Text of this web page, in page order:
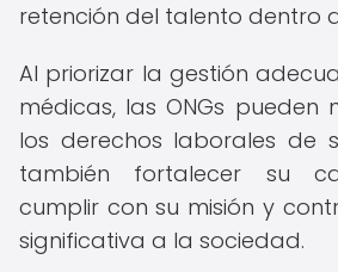
retención del talento dentro
Al priorizar la gestión
médicas, las ONGs pueden
los derechos laborales de
también fortalecer su
cumplir con su misión y
significativa a la sociedad.